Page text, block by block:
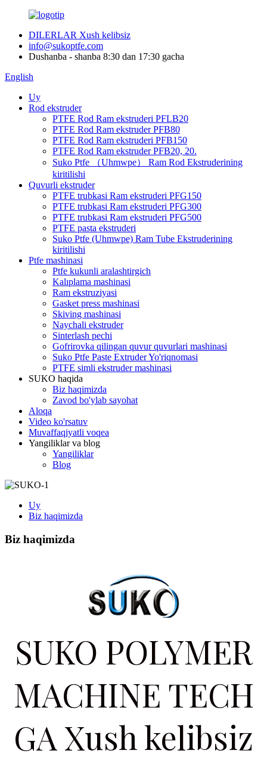
DILERLAR Xush kelibsiz
info@sukoptfe.com
Dushanba - shanba 8:30 dan 17:30 gacha
English
Uy
Rod ekstruder
PTFE Rod Ram ekstruderi PFLB20
PTFE Rod Ram ekstruder PFB80
PTFE Rod Ram ekstruderi PFB150
PTFE Rod Ram ekstruder PFB20, 20.
Suko Ptfe （Uhmwpe） Ram Rod Ekstruderining
kiritilishi
Quvurli ekstruder
PTFE trubkasi Ram ekstruderi PFG150
PTFE trubkasi Ram ekstruderi PFG300
PTFE trubkasi Ram ekstruderi PFG500
PTFE pasta ekstruderi
Suko Ptfe (Uhmwpe) Ram Tube Ekstruderining
kiritilishi
Ptfe mashinasi
Ptfe kukunli aralashtirgich
Kalıplama mashinasi
Ram ekstruziyasi
Gasket press mashinasi
Skiving mashinasi
Naychali ekstruder
Sinterlash pechi
Gofrirovka qilingan quvur quvurlari mashinasi
Suko Ptfe Paste Extruder Yo'riqnomasi
PTFE simli ekstruder mashinasi
SUKO haqida
Biz haqimizda
Zavod bo'ylab sayohat
Aloqa
Video ko'rsatuv
Muvaffaqiyatli voqea
Yangiliklar va blog
Yangiliklar
Blog
Uy
Biz haqimizda
Biz haqimizda
SUKO POLYMER
MACHINE TECH
GA Xush kelibsiz